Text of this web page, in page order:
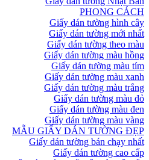
PHONG CÁCH
Giấy dán tường hình cây
Giấy dán tường mới nhất
Giấy dán tường theo màu
Giấy dán tường màu hồng
Giấy dán tường màu tím
Giấy dán tường màu xanh
Giấy dán tường màu trắng
Giấy dán tường màu đỏ
Giấy dán tường màu đen
Giấy dán tường màu vàng
MẪU GIẤY DÁN TƯỜNG ĐẸP
Giấy dán tường bán chạy nhất
Giấy dán tường cao cấp